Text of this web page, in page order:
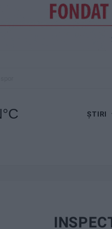
ȘTIRI